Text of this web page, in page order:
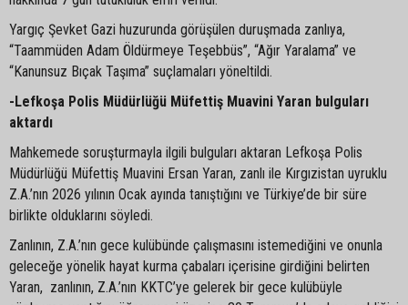
Yargıç Şevket Gazi huzurunda görüşülen duruşmada zanlıya,
“Taammüden Adam Öldürmeye Teşebbüs”, “Ağır Yaralama” ve
“Kanunsuz Bıçak Taşıma” suçlamaları yöneltildi.
-Lefkoşa Polis Müdürlüğü Müfettiş Muavini Yaran bulguları
aktardı
Mahkemede soruşturmayla ilgili bulguları aktaran Lefkoşa Polis
Müdürlüğü Müfettiş Muavini Ersan Yaran, zanlı ile Kırgızistan uyruklu
Z.A.’nın 2026 yılının Ocak ayında tanıştığını ve Türkiye’de bir süre
birlikte olduklarını söyledi.
Zanlının, Z.A.’nın gece kulübünde çalışmasını istemediğini ve onunla
geleceğe yönelik hayat kurma çabaları içerisine girdiğini belirten
Yaran, zanlının, Z.A.’nın KKTC’ye gelerek bir gece kulübüyle